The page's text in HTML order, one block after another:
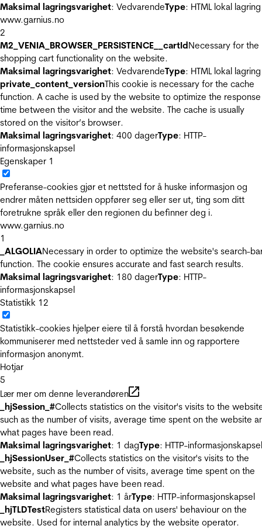
Maksimal lagringsvarighet: VedvarendeType: HTML lokal lagring
www.garnius.no
2
M2_VENIA_BROWSER_PERSISTENCE__cartIdNecessary for the
shopping cart functionality on the website.
Maksimal lagringsvarighet: VedvarendeType: HTML lokal lagring
private_content_versionThis cookie is necessary for the cache
function. A cache is used by the website to optimize the response
time between the visitor and the website. The cache is usually
stored on the visitor’s browser.
Maksimal lagringsvarighet: 400 dagerType: HTTP-
informasjonskapsel
Egenskaper 1
Preferanse-cookies gjør et nettsted for å huske informasjon og
endrer måten nettsiden oppfører seg eller ser ut, ting som ditt
foretrukne språk eller den regionen du befinner deg i.
www.garnius.no
1
_ALGOLIANecessary in order to optimize the website's search-
function. The cookie ensures accurate and fast search results.
Maksimal lagringsvarighet: 180 dagerType: HTTP-
informasjonskapsel
Statistikk 12
Statistikk-cookies hjelper eiere til å forstå hvordan besøkende
kommuniserer med nettsteder ved å samle inn og rapportere
informasjon anonymt.
Hotjar
5
Lær mer om denne leverandøren
_hjSession_#Collects statistics on the visitor's visits to the
such as the number of visits, average time spent on the website
what pages have been read.
Maksimal lagringsvarighet: 1 dagType: HTTP-informasjonskapsel
_hjSessionUser_#Collects statistics on the visitor's visits to the
website, such as the number of visits, average time spent on the
website and what pages have been read.
Maksimal lagringsvarighet: 1 årType: HTTP-informasjonskapsel
_hjTLDTestRegisters statistical data on users' behaviour on the
website. Used for internal analytics by the website operator.